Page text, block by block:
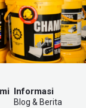
Informasi
Blog & Berita